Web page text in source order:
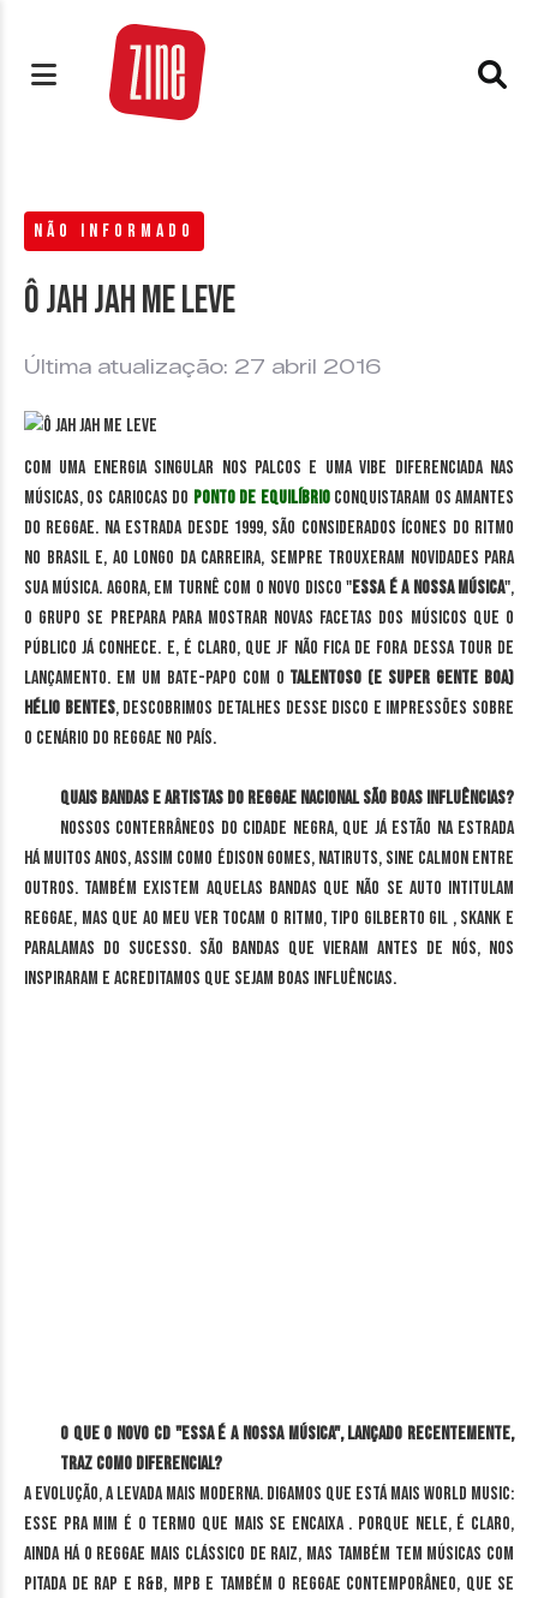
NÃO INFORMADO
Ô Jah Jah Me Leve
Última atualização: 27 abril 2016
Com uma energia singular nos palcos e uma vibe diferenciada nas
músicas, os cariocas do Ponto de Equilíbrioconquistaram os amantes
do reggae. Na estrada desde 1999, são considerados ícones do ritmo
no Brasil e, ao longo da carreira, sempre trouxeram novidades para
sua música. Agora, em turnê com o novo disco "Essa é a nossa música",
o grupo se prepara para mostrar novas facetas dos músicos que o
público já conhece. E, é claro, que JF não fica de fora dessa tour de
lançamento. Em um bate-papo com o talentoso (e super gente boa)
Hélio Bentes, descobrimos detalhes desse disco e impressões sobre
o cenário do reggae no país.
Quais bandas e artistas do reggae nacional são boas influências?
Nossos conterrâneos do Cidade Negra, que já estão na estrada
há muitos anos, assim como Édison Gomes, Natiruts, Sine Calmon entre
outros. Também existem aquelas bandas que não se auto intitulam
reggae, mas que ao meu ver tocam o ritmo, tipo Gilberto Gil , Skank e
Paralamas do Sucesso. São bandas que vieram antes de nós, nos
inspiraram e acreditamos que sejam boas influências.
O que o novo CD "Essa é a nossa música", lançado recentemente,
traz como diferencial?
A evolução, a levada mais moderna. Digamos que está mais World Music:
esse pra mim é o termo que mais se encaixa . Porque nele, é claro,
ainda há o reggae mais clássico de raiz, mas também tem músicas com
pitada de Rap e R&B, MPB e também o reggae contemporâneo, que se